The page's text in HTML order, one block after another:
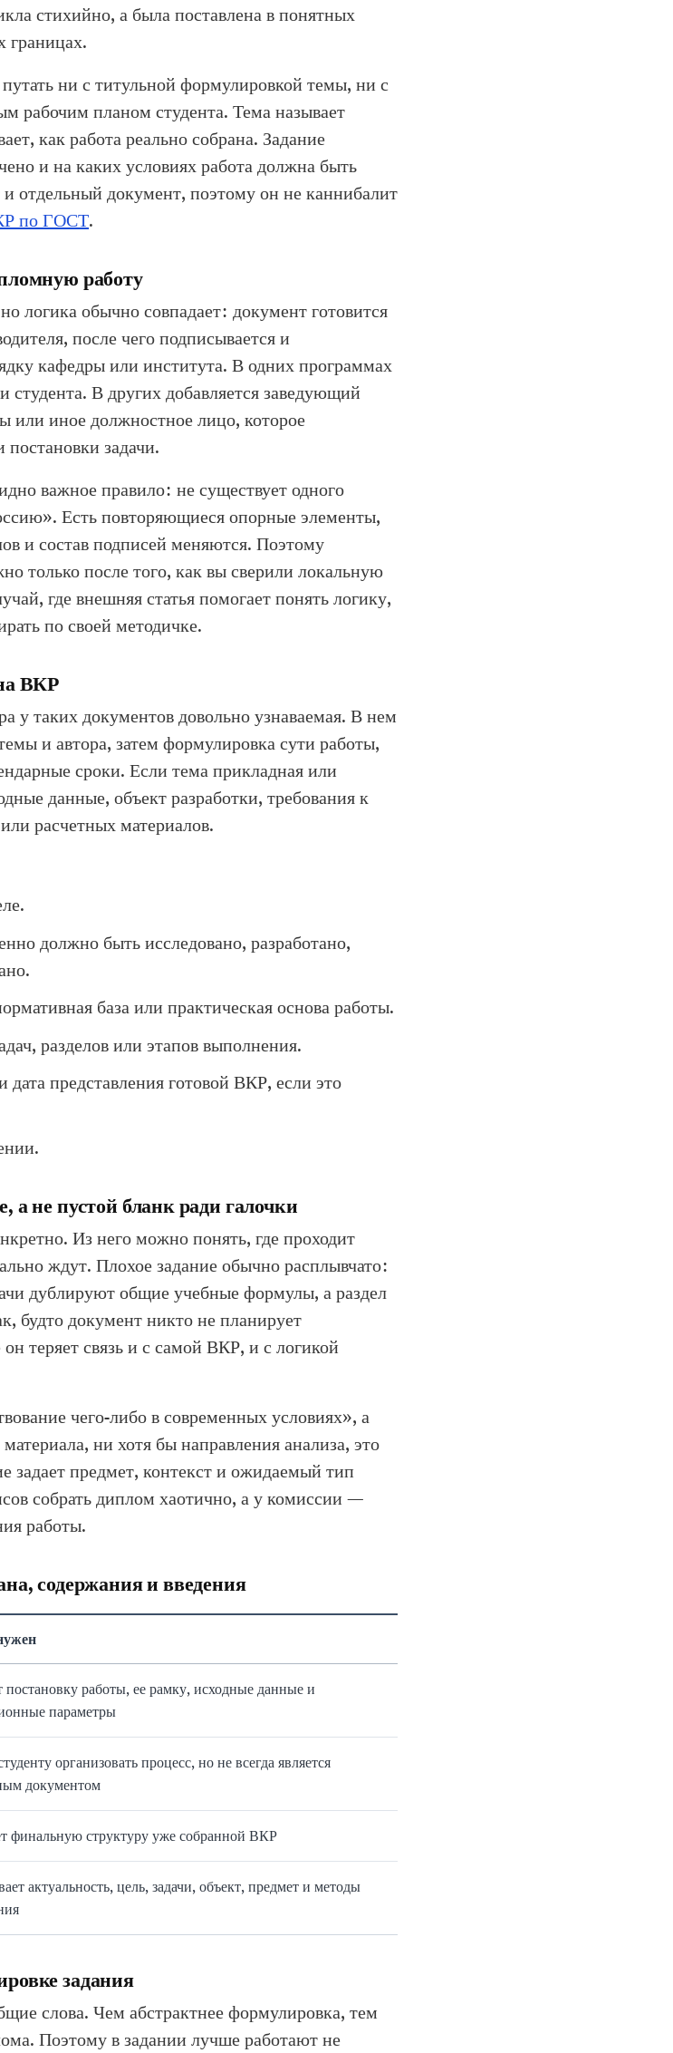
стихийно, а была поставлена в понятных
границах.
ни с титульной формулировкой темы, ни с
рабочим планом студента. Тема называет
как работа реально собрана. Задание
и на каких условиях работа должна быть
отдельный документ, поэтому он не каннибалит
по ГОСТ.
работу
логика обычно совпадает: документ готовится
после чего подписывается и
кафедры или института. В одних программах
студента. В других добавляется заведующий
или иное должностное лицо, которое
задачи.
важное правило: не существует одного
Есть повторяющиеся опорные элементы,
и состав подписей меняются. Поэтому
только после того, как вы сверили локальную
где внешняя статья помогает понять логику,
по своей методичке.
ВКР
у таких документов довольно узнаваемая. В нем
и автора, затем формулировка сути работы,
сроки. Если тема прикладная или
данные, объект разработки, требования к
расчетных материалов.
должно быть исследовано, разработано,
база или практическая основа работы.
разделов или этапов выполнения.
представления готовой ВКР, если это
а не пустой бланк ради галочки
Из него можно понять, где проходит
ждут. Плохое задание обычно расплывчато:
дублируют общие учебные формулы, а раздел
будто документ никто не планирует
он теряет связь и с самой ВКР, и с логикой
чего-либо в современных условиях», а
ни хотя бы направления анализа, это
задает предмет, контекст и ожидаемый тип
собрать диплом хаотично, а у комиссии —
работы.
содержания и введения
работы, ее рамку, исходные данные и
параметры
организовать процесс, но не всегда является
документом
финальную структуру уже собранной ВКР
актуальность, цель, задачи, объект, предмет и методы
задания
слова. Чем абстрактнее формулировка, тем
Поэтому в задании лучше работают не